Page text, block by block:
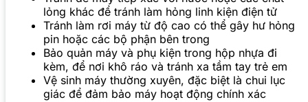
lỏng khác để tránh làm hỏng linh kiện điện tử
Tránh làm rơi máy từ độ cao có thể gây hư hỏng
pin hoặc các bộ phận bên trong
Bảo quản máy và phụ kiện trong hộp nhựa đi
kèm, để nơi khô ráo và tránh xa tầm tay trẻ em
Vệ sinh máy thường xuyên, đặc biệt là chui lục
giác để đảm bảo máy hoạt động chính xác